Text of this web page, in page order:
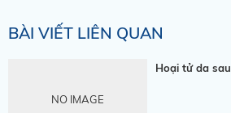
BÀI VIẾT LIÊN QUAN
NO IMAGE
Hoại tử da